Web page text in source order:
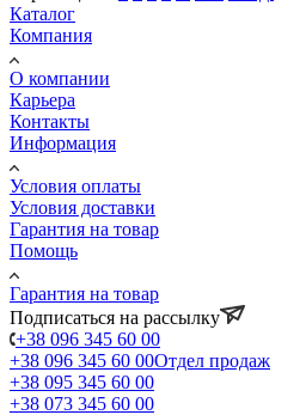
Каталог
Компания
О компании
Карьера
Контакты
Информация
Условия оплаты
Условия доставки
Гарантия на товар
Помощь
Гарантия на товар
Подписаться на рассылку
+38 096 345 60 00
+38 096 345 60 00Отдел продаж
+38 095 345 60 00
+38 073 345 60 00